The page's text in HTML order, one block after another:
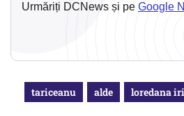
Urmăriți DCNews și pe Google
tariceanu alde loredana